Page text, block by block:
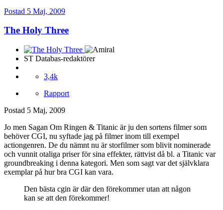
Postad 5 Maj, 2009
The Holy Three
ST Databas-redaktörer
3,4k
Rapport
Postad 5 Maj, 2009
Jo men Sagan Om Ringen & Titanic är ju den sortens filmer som
behöver CGI, nu syftade jag på filmer inom till exempel
actiongenren. De du nämnt nu är storfilmer som blivit nominerade
och vunnit otaliga priser för sina effekter, rättvist då bl. a Titanic var
groundbreaking i denna kategori. Men som sagt var det självklara
exemplar på hur bra CGI kan vara.
Den bästa cgin är där den förekommer utan att någon
kan se att den förekommer!